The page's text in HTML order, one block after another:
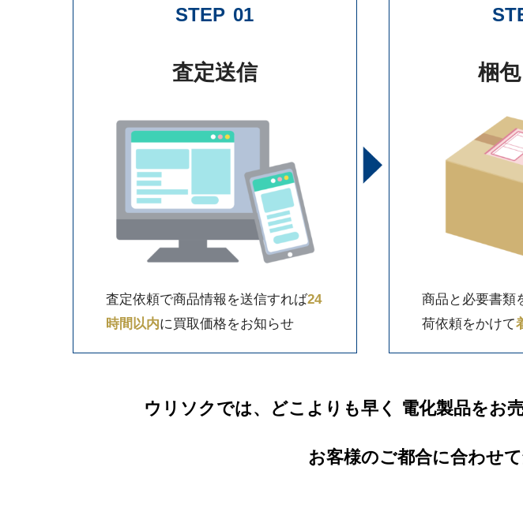
STEP 01
査定送信
査定依頼で商品情報を送信すれば24
時間以内に買取価格をお知らせ
梱
商品と必要書類
荷依頼をかけて
ウリソクでは、どこよりも早く 電化製品をお
お客様のご都合に合わせ